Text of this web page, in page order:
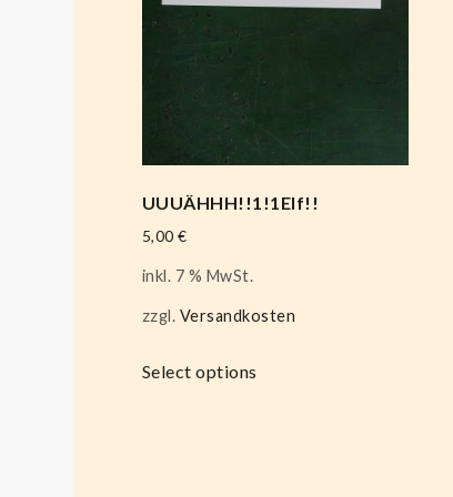
UUUÄHHH!!1!1Elf!!
5,00€
inkl. 7 % MwSt.
zzgl. Versandkosten
Select options